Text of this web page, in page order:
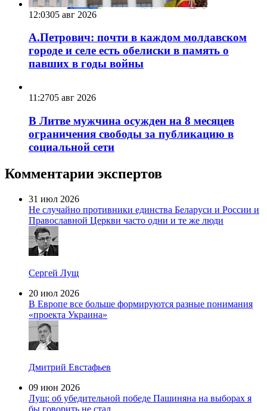
12:0305 авг 2026
А.Петрович: почти в каждом молдавском
городе и селе есть обелиски в память о
павших в годы войны
11:2705 авг 2026
В Литве мужчина осужден на 8 месяцев
ограничения свободы за публикацию в
социальной сети
Комментарии экспертов
31 июл 2026
Не случайно противники единства Беларуси и России и
Православной Церкви часто одни и те же люди
Сергей Лущ
20 июл 2026
В Европе все больше формируются разные понимания
«проекта Украина»
Дмитрий Евстафьев
09 июн 2026
Лущ: об убедительной победе Пашиняна на выборах я
бы говорить не стал